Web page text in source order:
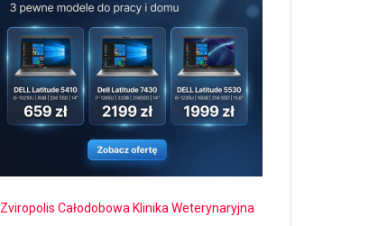
Zviropolis Całodobowa Klinika Weterynaryjna